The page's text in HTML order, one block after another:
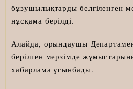
бұзушылықтарды белгіленген
нұсқама берілді.
Алайда, орындаушы
берілген мерзімде
хабарлама ұсынбады.